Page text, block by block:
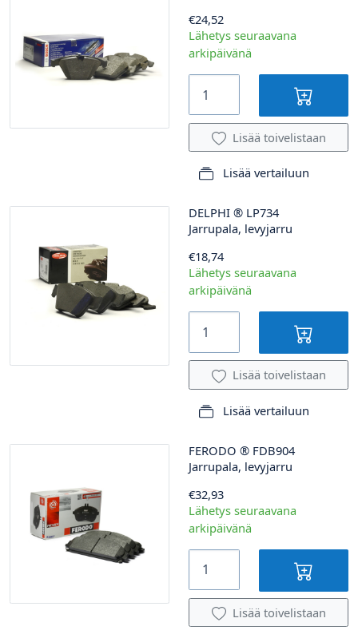
€24,52
Lähetys seuraavana
arkipäivänä
Lisää toivelistaan
Lisää vertailuun
DELPHI ® LP734
Jarrupala, levyjarru
€18,74
Lähetys seuraavana
arkipäivänä
Lisää toivelistaan
Lisää vertailuun
FERODO ® FDB904
Jarrupala, levyjarru
€32,93
Lähetys seuraavana
arkipäivänä
Lisää toivelistaan